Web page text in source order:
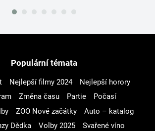
Populární témata
Nejlepší filmy 2024
Nejlepší horory
Změna času Partie
Počasí
ZOO Nové začátky
Auto – katalog
Dědka
Volby 2025
Svařené víno